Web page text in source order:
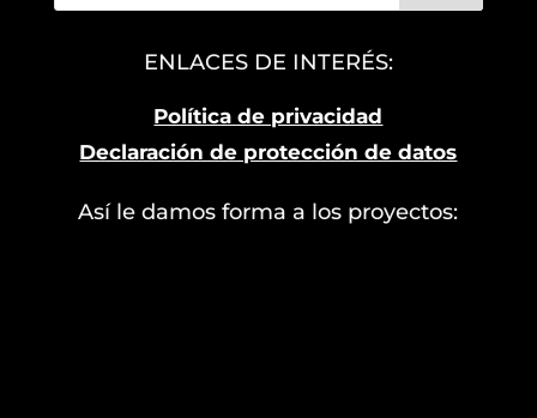
ENLACES DE INTERÉS:
Política de privacidad
Declaración de protección de datos
Así le damos forma a los proyectos: